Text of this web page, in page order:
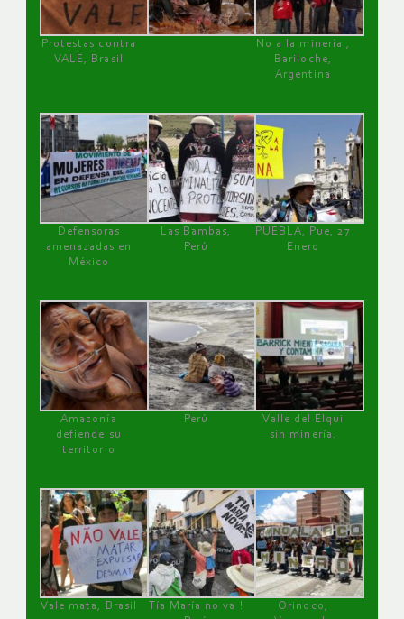
Protestas contra
VALE, Brasil
No a la minería ,
Bariloche,
Argentina
Defensoras
amenazadas en
México
Las Bambas,
Perú
PUEBLA, Pue, 27
Enero
Amazonía
defiende su
territorio
Perú
Valle del Elqui
sin minería.
Vale mata, Brasil
Tía María no va !
Orinoco,